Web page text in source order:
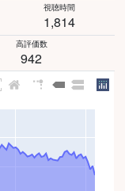
視聴時間
1,814
高評価数
942